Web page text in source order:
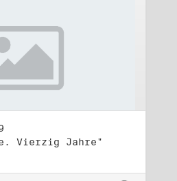
Vierzig Jahre"